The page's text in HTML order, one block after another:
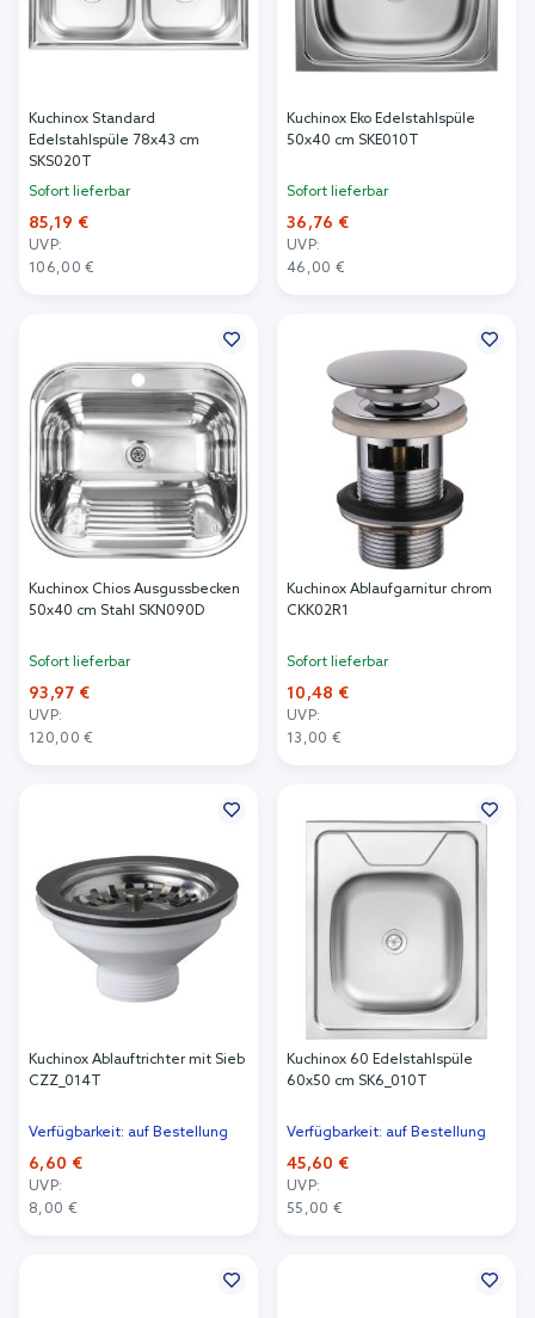
Kuchinox Standard
Edelstahlspüle 78x43 cm
SKS020T
Sofort lieferbar
85,19 €
UVP:
106,00 €
Kuchinox Eko Edelstahlspüle
50x40 cm SKE010T
Sofort lieferbar
36,76 €
UVP:
46,00 €
Kuchinox Chios Ausgussbecken
50x40 cm Stahl SKN090D
Sofort lieferbar
93,97 €
UVP:
120,00 €
Kuchinox Ablaufgarnitur chrom
CKK02R1
Sofort lieferbar
10,48 €
UVP:
13,00 €
Kuchinox Ablauftrichter mit Sieb
CZZ_014T
Verfügbarkeit: auf Bestellung
6,60 €
UVP:
8,00 €
Kuchinox 60 Edelstahlspüle
60x50 cm SK6_010T
Verfügbarkeit: auf Bestellung
45,60 €
UVP:
55,00 €